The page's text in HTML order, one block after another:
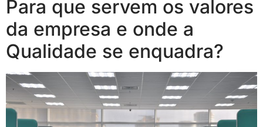
Para que servem os valores
da empresa e onde a
Qualidade se enquadra?